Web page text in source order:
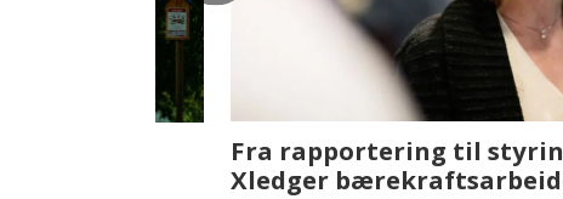
Fenistra endrer
ser vi på fremtiden